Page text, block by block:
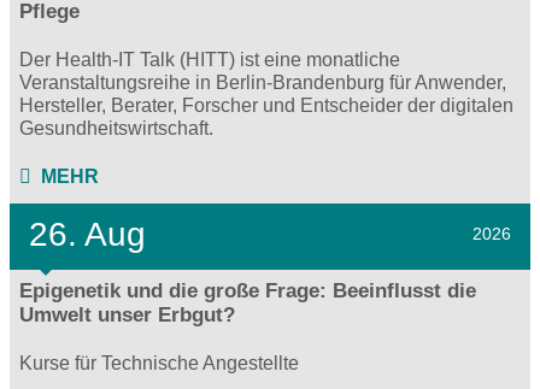
Pflege
Der Health-IT Talk (HITT) ist eine monatliche
Veranstaltungsreihe in Berlin-Brandenburg für Anwender,
Hersteller, Berater, Forscher und Entscheider der digitalen
Gesundheitswirtschaft.
MEHR
26. Aug 2026
Epigenetik und die große Frage: Beeinflusst die
Umwelt unser Erbgut?
Kurse für Technische Angestellte